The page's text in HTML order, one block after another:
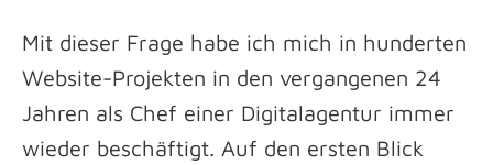
Mit dieser Frage habe ich mich in hunderten
Website-Projekten in den vergangenen 24
Jahren als Chef einer Digitalagentur immer
wieder beschäftigt. Auf den ersten Blick